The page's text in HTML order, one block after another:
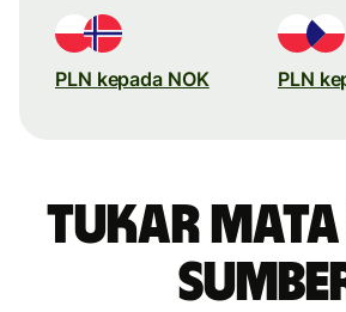
PLN kepada NOK PLN
Tukar